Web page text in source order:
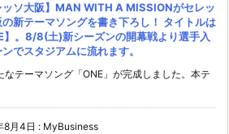
ッソ大阪】MAN WITH A MISSIONがセレッ
の新テーマソングを書き下ろし！ タイトルは
】。8/8(土)新シーズンの開幕戦より選手入
でスタジアムに流れます。
テーマソング「ONE」が完成しました。本テ
8月4日 : MyBusiness